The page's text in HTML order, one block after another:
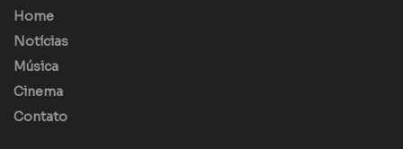
Home
Notícias
Música
Cinema
Contato